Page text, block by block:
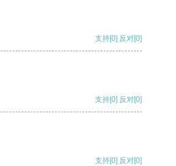
支持[0] 反对[0]
支持[0] 反对[0]
支持[0] 反对[0]